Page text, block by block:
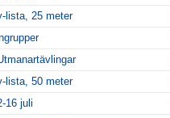
lista, 25 meter
lista, 50 meter
16 juli